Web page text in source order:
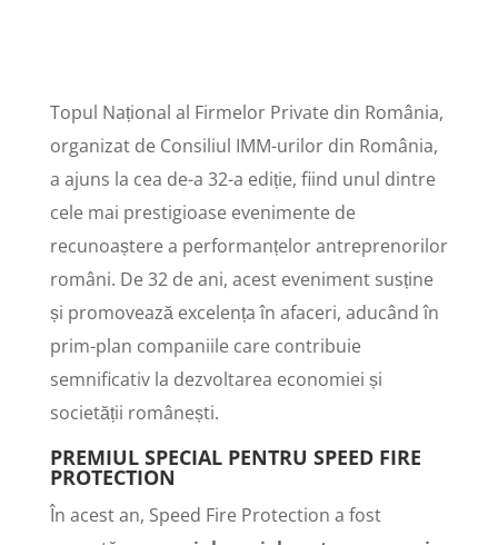
Topul Național al Firmelor Private din România,
organizat de Consiliul IMM-urilor din România,
a ajuns la cea de-a 32-a ediție, fiind unul dintre
cele mai prestigioase evenimente de
recunoaștere a performanțelor antreprenorilor
români. De 32 de ani, acest eveniment susține
și promovează excelența în afaceri, aducând în
prim-plan companiile care contribuie
semnificativ la dezvoltarea economiei și
societății românești.
PREMIUL SPECIAL PENTRU SPEED FIRE
PROTECTION
În acest an, Speed Fire Protection a fost